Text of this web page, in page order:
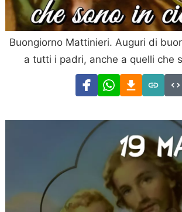
Buongiorno Mattinieri. Auguri di
a tutti i padri, anche a quelli che